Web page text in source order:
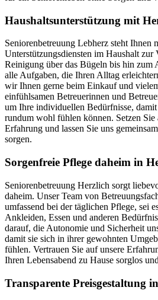
Haushalts­unterstützung mit
Seniorenbetreuung Lebherz steht Ihnen
Unterstützungsdiensten im Haushalt zur
Reinigung über das Bügeln bis hin zum
alle Aufgaben, die Ihren Alltag
wir Ihnen gerne beim Einkauf und
einfühlsamen Betreuerinnen und
um Ihre individuellen Bedürfnisse,
rundum wohl fühlen können. Setzen Sie
Erfahrung und lassen Sie uns
sorgen.
Sorgenfreie Pflege daheim in
Seniorenbetreuung Herzlich sorgt
daheim. Unser Team von
umfassend bei der täglichen Pflege, sei
Ankleiden, Essen und anderen
darauf, die Autonomie und Sicherheit
damit sie sich in ihrer gewohnten
fühlen. Vertrauen Sie auf unsere
Ihren Lebensabend zu Hause sorglos
Transparente Preisgestaltung